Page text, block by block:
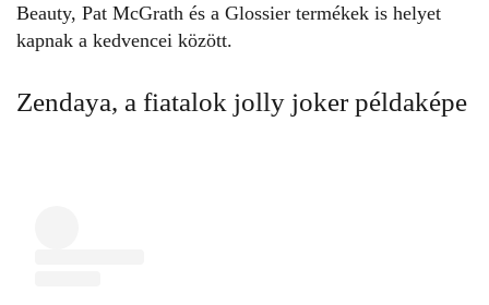
Beauty, Pat McGrath és a Glossier termékek is helyet
kapnak a kedvencei között.
Zendaya, a fiatalok jolly joker példaképe